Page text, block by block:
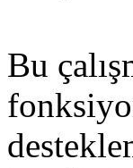
Bu